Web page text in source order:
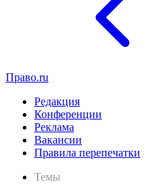
Право.ru
Редакция
Конференции
Реклама
Вакансии
Правила перепечатки
Темы